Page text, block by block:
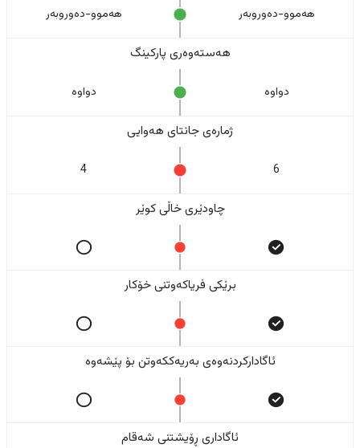
هەموو-دەوروبەر هەموو-دەوروبەر
هەستەوەری پارکینگ
دواوە دواوە
ژمارەی جانتای هەوایی
6
4
چاودێری خاڵی کوێر
برێکی فریاکەوتنی خۆکار
ئاگادارکردنەوەی بەریەککەوتن بۆ پێشەوە
ئاگاداری ڕۆیشتنی شەقام